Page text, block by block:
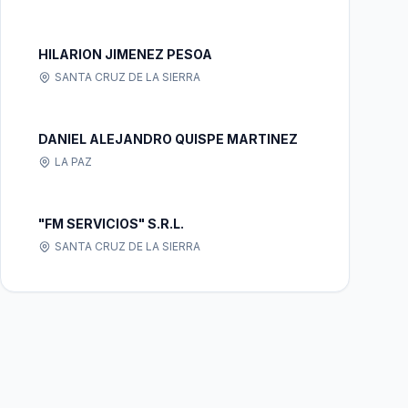
HILARION JIMENEZ PESOA
SANTA CRUZ DE LA SIERRA
DANIEL ALEJANDRO QUISPE MARTINEZ
LA PAZ
"FM SERVICIOS" S.R.L.
SANTA CRUZ DE LA SIERRA